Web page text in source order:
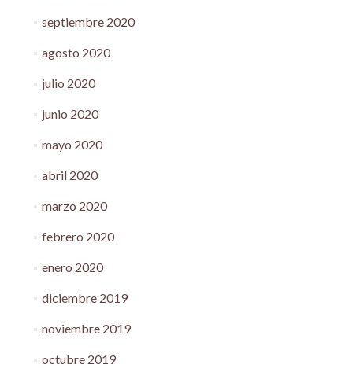
septiembre 2020
agosto 2020
julio 2020
junio 2020
mayo 2020
abril 2020
marzo 2020
febrero 2020
enero 2020
diciembre 2019
noviembre 2019
octubre 2019